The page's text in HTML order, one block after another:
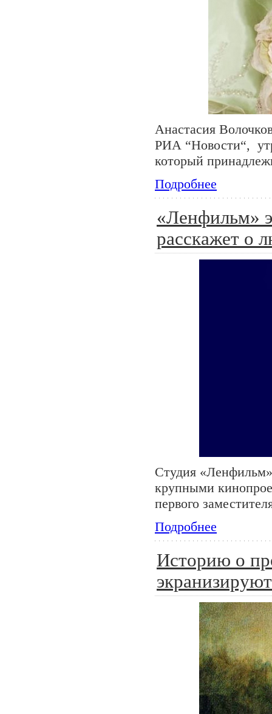
Анастасия
РИА “Новости“,
который
Подробнее
«Ленфильм»
расскажет о
Студия
крупными
первого
Подробнее
Историю о
экранизируют